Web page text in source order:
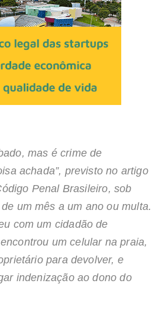
mas é crime de
achada”, previsto no artigo
Penal Brasileiro, sob
um mês a um ano ou multa.
com um cidadão de
um celular na praia,
para devolver, e
indenização ao dono do